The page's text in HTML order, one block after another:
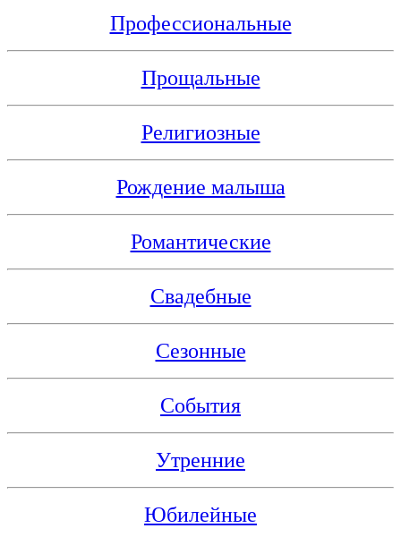
Профессиональные
Прощальные
Религиозные
Рождение малыша
Романтические
Свадебные
Сезонные
События
Утренние
Юбилейные